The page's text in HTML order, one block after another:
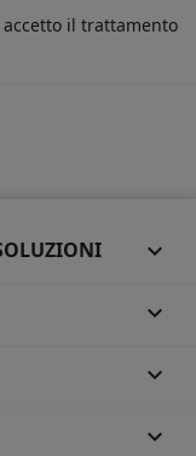
accetto il trattamento



